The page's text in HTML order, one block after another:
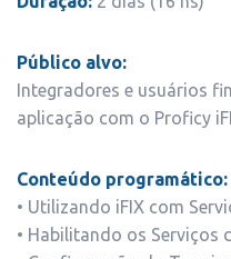
Público alvo:
Integradores e usuários
aplicação com o Proficy
Conteúdo programático:
• Utilizando iFIX com
• Habilitando os Serviços